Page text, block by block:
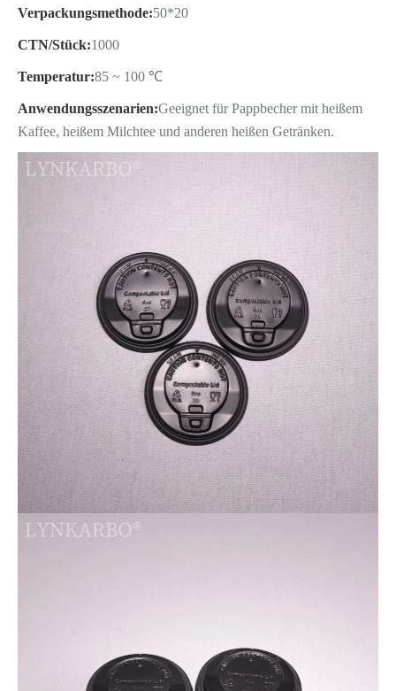
Verpackungsmethode:50*20
CTN/Stück:1000
Temperatur:85 ~ 100 ℃
Anwendungsszenarien:Geeignet für Pappbecher mit heißem
Kaffee, heißem Milchtee und anderen heißen Getränken.